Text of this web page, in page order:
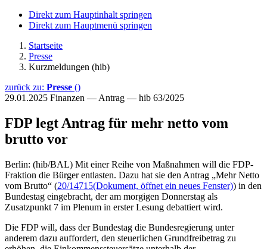
Direkt zum Hauptinhalt springen
Direkt zum Hauptmenü springen
Startseite
Presse
Kurzmeldungen (hib)
zurück zu: Presse ()
29.01.2025 Finanzen — Antrag — hib 63/2025
FDP legt Antrag für mehr netto vom
brutto vor
Berlin: (hib/BAL) Mit einer Reihe von Maßnahmen will die FDP-
Fraktion die Bürger entlasten. Dazu hat sie den Antrag „Mehr Netto
vom Brutto“ (20/14715(Dokument, öffnet ein neues Fenster)) in den
Bundestag eingebracht, der am morgigen Donnerstag als
Zusatzpunkt 7 im Plenum in erster Lesung debattiert wird.
Die FDP will, dass der Bundestag die Bundesregierung unter
anderem dazu auffordert, den steuerlichen Grundfreibetrag zu